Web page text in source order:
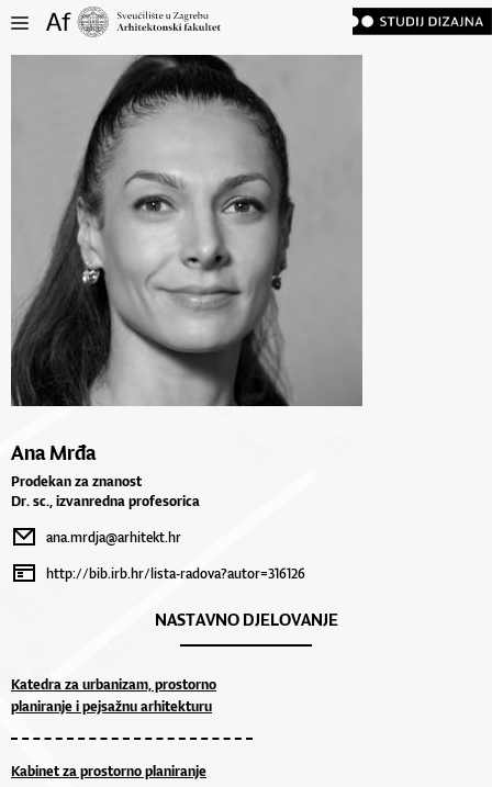
Ana Mrđa
Prodekan za znanost
Dr. sc., izvanredna profesorica
ana.mrdja@arhitekt.hr
http://bib.irb.hr/lista-radova?autor=316126
NASTAVNO DJELOVANJE
Katedra za urbanizam, prostorno
planiranje i pejsažnu arhitekturu
Kabinet za prostorno planiranje